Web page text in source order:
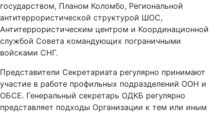
государством, Планом Коломбо, Региональной
антитеррористической структурой ШОС,
Антитеррористическим центром и Координационной
службой Совета командующих пограничными
войсками СНГ.
Представители Секретариата регулярно принимают
участие в работе профильных подразделений ООН и
ОБСЕ. Генеральный секретарь ОДКБ регулярно
представляет подходы Организации к тем или иным